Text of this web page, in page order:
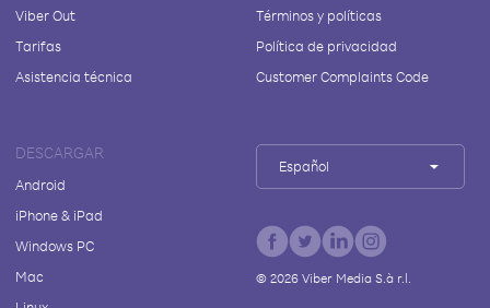
Viber Out
Tarifas
Asistencia técnica
Términos y políticas
Política de privacidad
Customer Complaints Code
DESCARGAR
Android
iPhone & iPad
Windows PC
Mac
Español
© 2026Viber Media S.à r.l.